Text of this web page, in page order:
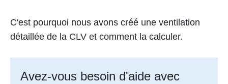
C'est pourquoi nous avons créé une ventilation
détaillée de la CLV et comment la calculer.
Avez-vous besoin d'aide avec